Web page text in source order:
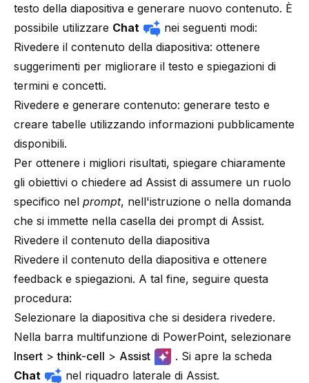
testo della diapositiva e generare nuovo contenuto. È
possibile utilizzare Chat
nei seguenti modi:
Rivedere il contenuto della diapositiva: ottenere
suggerimenti per migliorare il testo e spiegazioni di
termini e concetti.
Rivedere e generare contenuto: generare testo e
creare tabelle utilizzando informazioni pubblicamente
disponibili.
Per ottenere i migliori risultati, spiegare chiaramente
gli obiettivi o chiedere ad Assist di assumere un ruolo
specifico nel prompt, nell'istruzione o nella domanda
che si immette nella casella dei prompt di Assist.
Rivedere il contenuto della diapositiva
Rivedere il contenuto della diapositiva e ottenere
feedback e spiegazioni. A tal fine, seguire questa
procedura:
Selezionare la diapositiva che si desidera rivedere.
Nella barra multifunzione di PowerPoint, selezionare
Insert >think-cell > Assist
. Si apre la scheda
Chat
nel riquadro laterale di Assist.